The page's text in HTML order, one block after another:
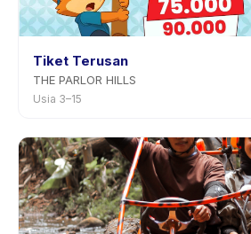
Tiket Terusan
THE PARLOR HILLS
Usia 3–15